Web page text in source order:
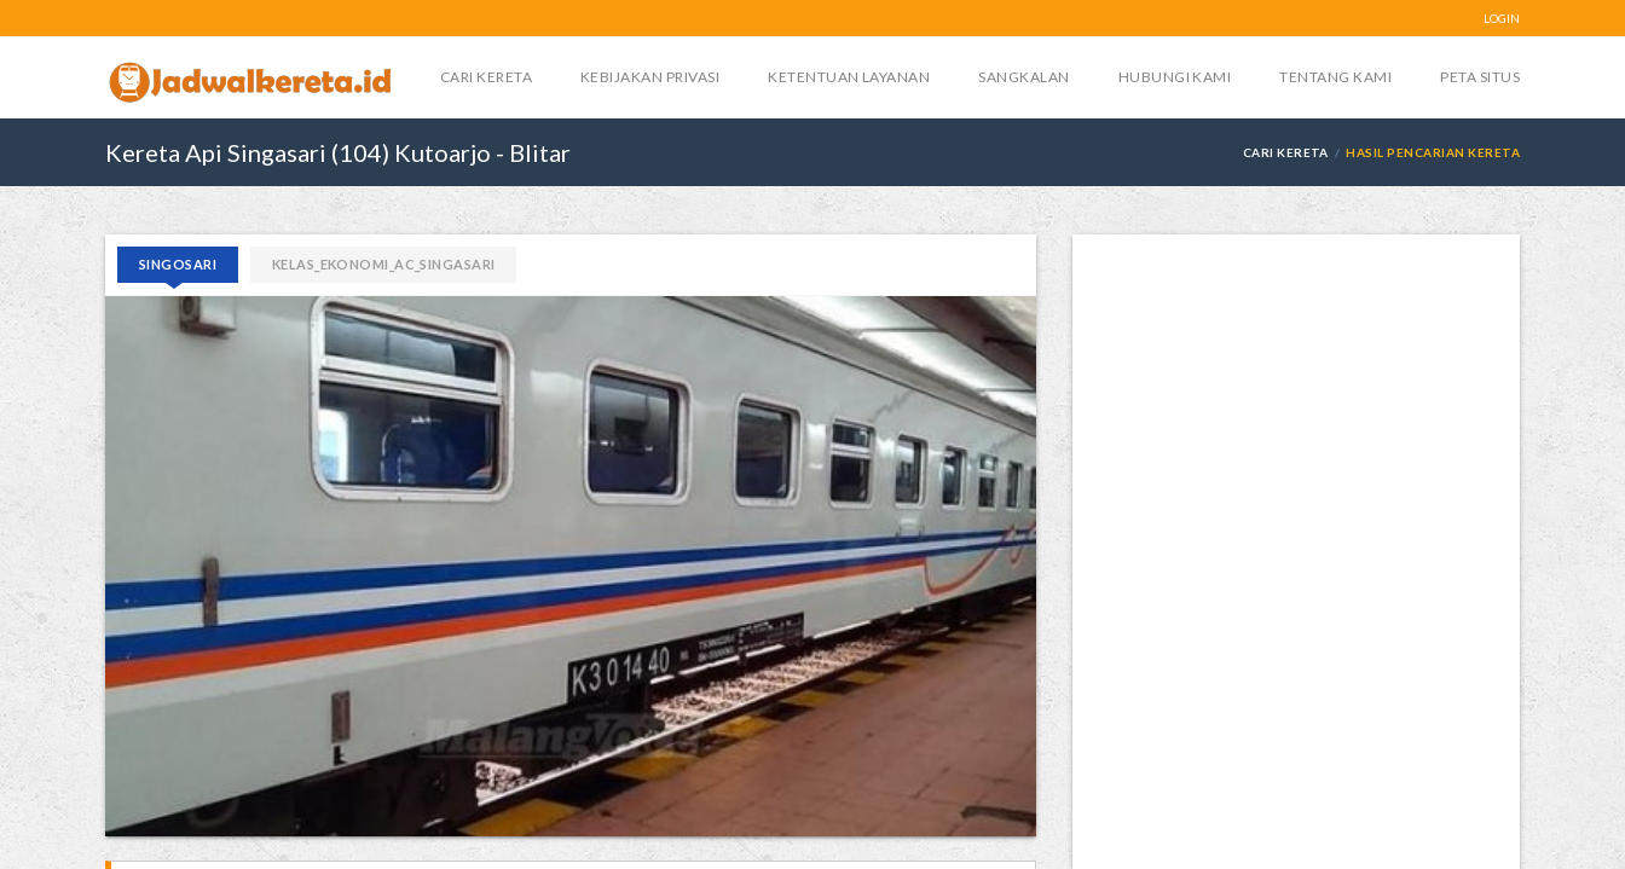
LOGIN
CARI KERETA KEBIJAKAN PRIVASI KETENTUAN LAYANAN SANGKALAN HUBUNGI KAMI TENTANG KAMI PETA SITUS
Kereta Api Singasari (104) Kutoarjo - Blitar CARI KERETA HASIL PENCARIAN KERETA
SINGOSARI KELAS_EKONOMI_AC_SINGASARI